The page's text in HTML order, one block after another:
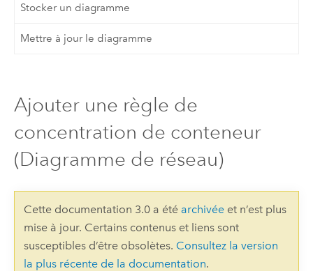
Stocker un diagramme
Mettre à jour le diagramme
Ajouter une règle de
concentration de conteneur
(Diagramme de réseau)
Cette documentation 3.0 a été archivéeet n’est plus
mise à jour. Certains contenus et liens sont
susceptibles d’être obsolètes. Consultez la version
la plus récente de la documentation.